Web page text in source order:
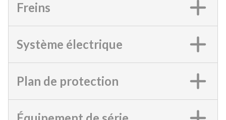
Freins
Système électrique
Plan de protection